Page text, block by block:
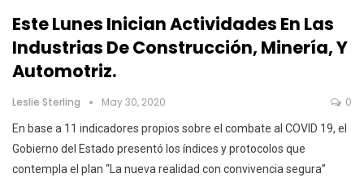
Este Lunes Inician Actividades En Las
Industrias De Construcción, Minería, Y
Automotriz.
Leslie Sterling May 30, 2020 0
En base a 11 indicadores propios sobre el combate al COVID 19, el
Gobierno del Estado presentó los índices y protocolos que
contempla el plan “La nueva realidad con convivencia segura”